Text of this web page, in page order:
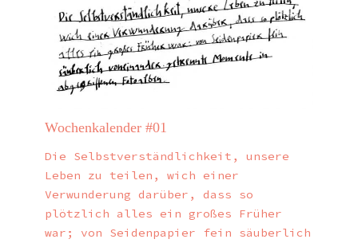
Wochenkalender #01
Die Selbstverständlichkeit, unsere
Leben zu teilen, wich einer
Verwunderung darüber, dass so
plötzlich alles ein großes Früher
war; von Seidenpapier fein säuberlich